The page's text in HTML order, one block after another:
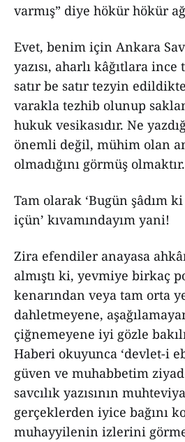
varmış” diye hökür hökür
Evet, benim için Ankara
yazısı, aharlı kâğıtlara ince
satır be satır tezyin
varakla tezhib olunup
hukuk vesikasıdır. Ne
önemli değil, mühim olan
olmadığını görmüş olmaktır.
Tam olarak ‘Bugün şâdım
içün’ kıvamındayım yani!
Zira efendiler anayasa
almıştı ki, yevmiye birkaç
kenarından veya tam orta
dahletmeyene,
çiğnemeyene iyi gözle
Haberi okuyunca ‘devlet-i
güven ve muhabbetim
savcılık yazısının
gerçeklerden iyice bağını
muhayyilenin izlerini